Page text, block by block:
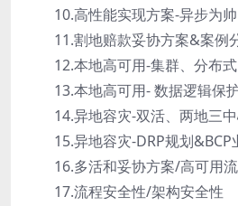
10.高性能实现方案-异步为
11.割地赔款妥协方案&案例
12.本地高可用-集群、分布式
13.本地高可用- 数据逻辑保
14.异地容灾-双活、两地三
15.异地容灾-DRP规划
16.多活和妥协方案/高可用
17.流程安全性/架构安全性